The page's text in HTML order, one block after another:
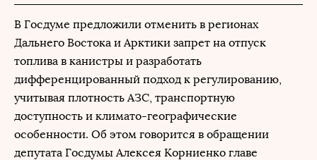
В Госдуме предложили отменить в регионах
Дальнего Востока и Арктики запрет на отпуск
топлива в канистры и разработать
дифференцированный подход к регулированию,
учитывая плотность АЗС, транспортную
доступность и климато-географические
особенности. Об этом говорится в обращении
депутата Госдумы Алексея Корниенко главе